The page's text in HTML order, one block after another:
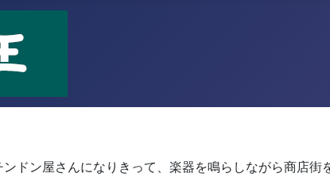
ドン屋さんになりきって、楽器を鳴らしながら商店街